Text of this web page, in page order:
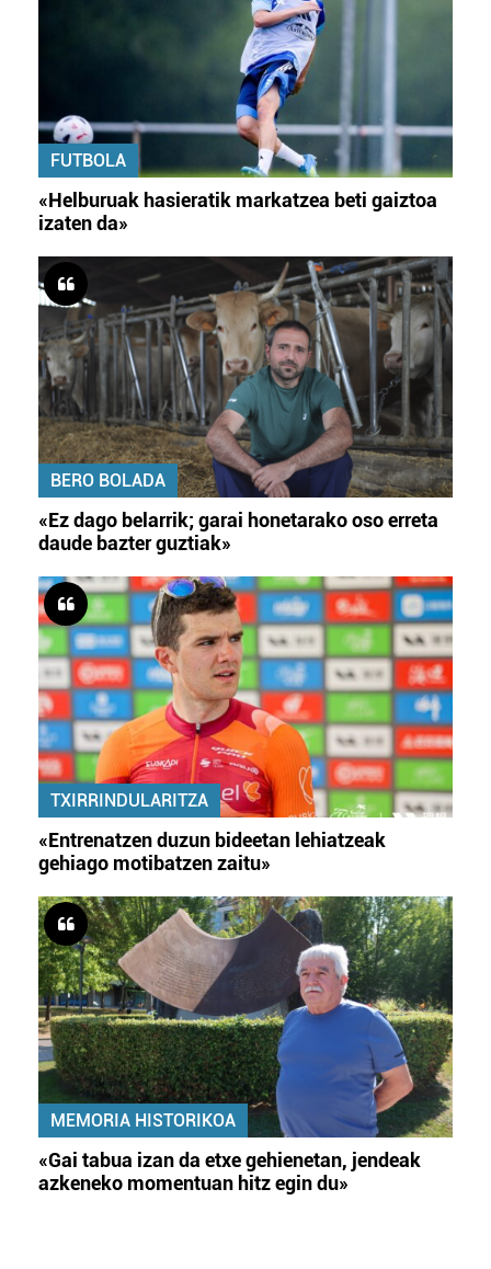
FUTBOLA
«Helburuak hasieratik markatzea beti gaiztoa
izaten da»
BERO BOLADA
«Ez dago belarrik; garai honetarako oso erreta
daude bazter guztiak»
TXIRRINDULARITZA
«Entrenatzen duzun bideetan lehiatzeak
gehiago motibatzen zaitu»
MEMORIA HISTORIKOA
«Gai tabua izan da etxe gehienetan, jendeak
azkeneko momentuan hitz egin du»